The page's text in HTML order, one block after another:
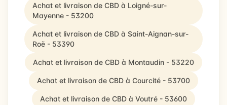
Achat et livraison de CBD à Loigné-sur-
Mayenne - 53200
Achat et livraison de CBD à Saint-Aignan-sur-
Roë - 53390
Achat et livraison de CBD à Montaudin - 53220
Achat et livraison de CBD à Courcité - 53700
Achat et livraison de CBD à Voutré - 53600